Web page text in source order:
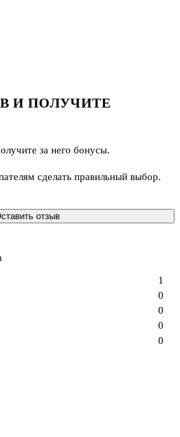
И ПОЛУЧИТЕ
за него бонусы.
сделать правильный выбор.
отзыв
0
0
0
0
1